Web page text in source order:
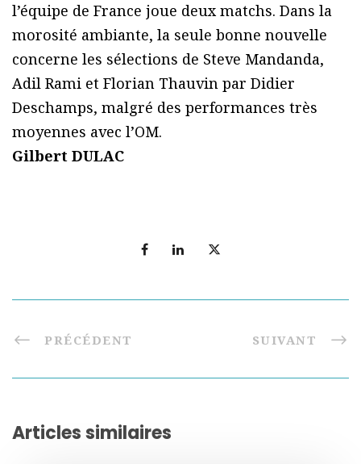
l’équipe de France joue deux matchs. Dans la
morosité ambiante, la seule bonne nouvelle
concerne les sélections de Steve Mandanda,
Adil Rami et Florian Thauvin par Didier
Deschamps, malgré des performances très
moyennes avec l’OM.
Gilbert DULAC
PRÉCÉDENT SUIVANT
Articles similaires